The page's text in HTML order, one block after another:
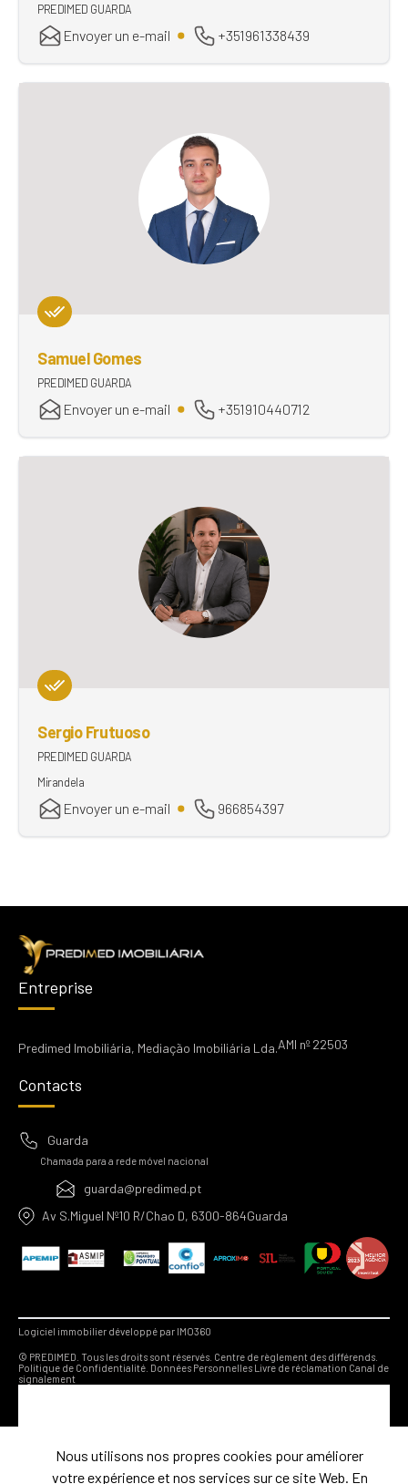
PREDIMED GUARDA
Envoyer un e-mail +351961338439
Samuel Gomes
PREDIMED GUARDA
Envoyer un e-mail +351910440712
Sergio Frutuoso
PREDIMED GUARDA
Mirandela
Envoyer un e-mail 966854397
Entreprise
Predimed Imobiliária, Mediação Imobiliária Lda.AMI nº 22503
Contacts
Guarda
Chamada para a rede móvel nacional
guarda@predimed.pt
Av S.Miguel Nº10 R/Chao D, 6300-864Guarda
Logiciel immobilier développé par IMO360
© PREDIMED. Tous les droits sont réservés. Centre de règlement des différends.
Politique de Confidentialité. Données PersonnellesLivre de réclamation Canal de
signalement
Nous utilisons nos propres cookies pour améliorer
votre expérience et nos services sur ce site Web. En